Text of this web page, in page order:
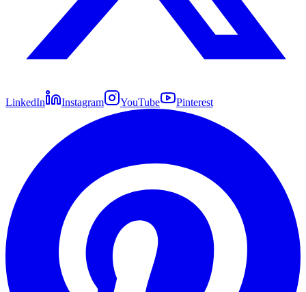
LinkedIn Instagram YouTube Pinterest